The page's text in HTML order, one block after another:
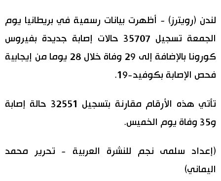
سياسة
مجتمع
ثقافة
هو وهي
المطبخ الياباني
لندن (رويترز) - أظهرت بيانات رسمية في بريطانيا يوم
الجمعة تسجيل 35707 حالات إصابة جديدة بفيروس
كورونا بالإضافة إلى 29 وفاة خلال 28 يوما من إيجابية
فحص الإصابة بكوفيد-19.
تأتي هذه الأرقام مقارنة بتسجيل 32551 حالة إصابة
و35 وفاة يوم الخميس.
(إعداد سلمى نجم للنشرة العربية - تحرير محمد
اليماني)